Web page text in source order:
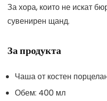
За хора, които не искат
сувенирен щанд.
За продукта
Чаша от костен
Обем: 400 мл